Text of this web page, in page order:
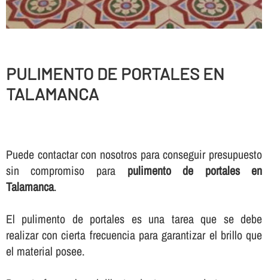
PULIMENTO DE PORTALES EN
TALAMANCA
Puede contactar con nosotros para conseguir presupuesto
sin compromiso para pulimento de portales en
Talamanca.
El pulimento de portales es una tarea que se debe
realizar con cierta frecuencia para garantizar el brillo que
el material posee.